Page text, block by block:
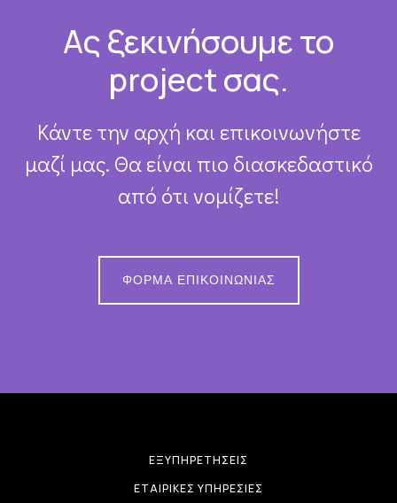
FooterΑς ξεκινήσουμε το
project σας.
Κάντε την αρχή και επικοινωνήστε
μαζί μας. Θα είναι πιο διασκεδαστικό
από ότι νομίζετε!
ΦΌΡΜΑ ΕΠΙΚΟΙΝΩΝΊΑΣ
ΕΞΥΠΗΡΕΤΉΣΕΙΣ
ΕΤΑΙΡΙΚΈΣ ΥΠΗΡΕΣΊΕΣ